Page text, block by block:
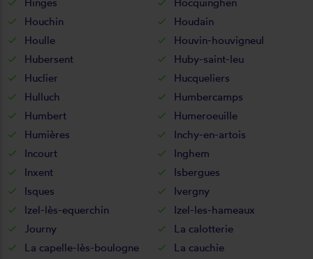
Houchin
Houdain
Houlle
Houvin-houvigneul
Hubersent
Huby-saint-leu
Huclier
Hucqueliers
Hulluch
Humbercamps
Humbert
Humeroeuille
Humières
Inchy-en-artois
Incourt
Inghem
Inxent
Isbergues
Isques
Ivergny
Izel-lès-equerchin
Izel-les-hameaux
Journy
La calotterie
La capelle-lès-boulogne
La cauchie